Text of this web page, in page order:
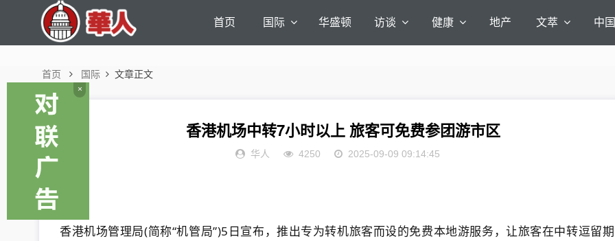
首页 国际 华盛顿 访谈 健康 地产 文萃 中国
首页 国际 文章正文
香港机场中转7小时以上 旅客可免费参团游市区
华人 4250 2025-09-09 09:14:45
香港机场管理局(简称“机管局”)5日宣布，推出专为转机旅客而设的免费本地游服务，让旅客在中转逗留期
×